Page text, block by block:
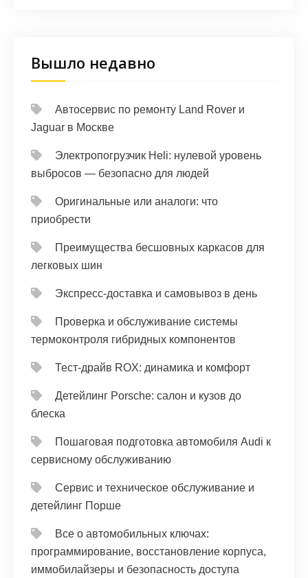
Вышло недавно
Автосервис по ремонту Land Rover и
Jaguar в Москве
Электропогрузчик Heli: нулевой уровень
выбросов — безопасно для людей
Оригинальные или аналоги: что
приобрести
Преимущества бесшовных каркасов для
легковых шин
Экспресс-доставка и самовывоз в день
Проверка и обслуживание системы
термоконтроля гибридных компонентов
Тест‑драйв ROX: динамика и комфорт
Детейлинг Porsche: салон и кузов до
блеска
Пошаговая подготовка автомобиля Audi к
сервисному обслуживанию
Сервис и техническое обслуживание и
детейлинг Порше
Все о автомобильных ключах:
программирование, восстановление корпуса,
иммобилайзеры и безопасность доступа